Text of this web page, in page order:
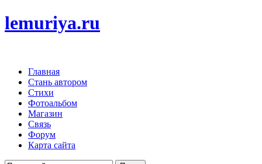
lemuriya.ru
Главная
Стань автором
Стихи
Фотоальбом
Магазин
Связь
Форум
Карта сайта